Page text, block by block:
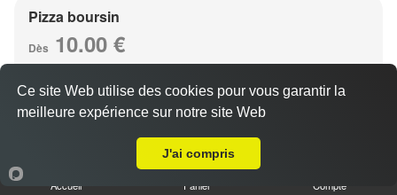
Pizza boursin
Dès 10.00 €
Base sauce tomate, fromage, viande hachée, boursin,
Accueil Panier Compte
Ce site Web utilise des cookies pour vous garantir la
meilleure expérience sur notre site Web
J'ai compris